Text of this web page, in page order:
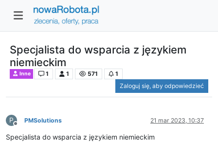
Specjalista do wsparcia z językiem
niemieckim
Inne 1 1 571
1
Zaloguj się, aby odpowiedzieć
P
Niedostępny
PMSolutions 21 mar 2023, 10:37
Specjalista do wsparcia z językiem niemieckim